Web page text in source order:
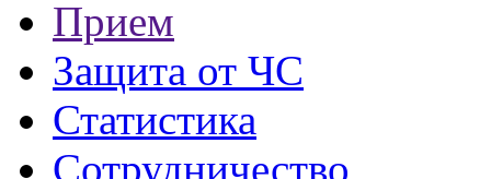
Прием
Защита от ЧС
Статистика
Сотрудничество